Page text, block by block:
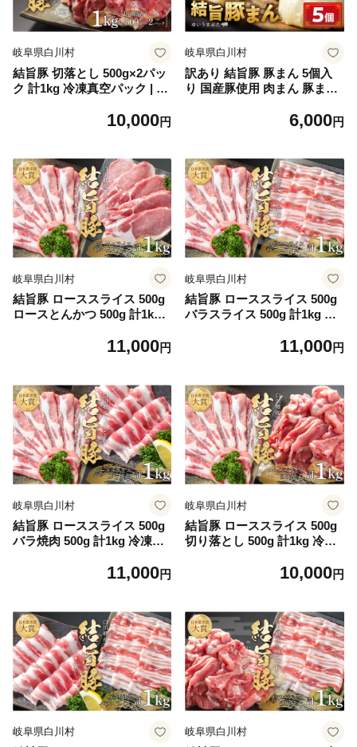
岐阜県白川村
結旨豚 切落とし 500g×2パッ
ク 計1kg 冷凍真空パック | 肉
落し 薄切り 訳あり 白川郷 岐
ート 10000円 [MS010]
10,000円
岐阜県白川村
訳あり 結旨豚 豚まん 5個入
り 国産豚使用 肉まん 豚まん
いうまぶた 簡易包装 白川村
6,000円
岐阜県白川村
結旨豚 ローススライス 500g
ロースとんかつ 500g 計1kg
肉 国産 食べ比べ セット 白川
山ミート 11000円 [MS011]
11,000円
岐阜県白川村
結旨豚 ローススライス 500g
バラスライス 500g 計1kg 冷
国産 食べ比べ セット 白川郷
ミート 11000円 [MS012]
11,000円
岐阜県白川村
結旨豚 ローススライス 500g
バラ焼肉 500g 計1kg 冷凍真
食べ比べ セット 白川郷 岐阜
ト 11000円 [MS013]
11,000円
岐阜県白川村
結旨豚 ローススライス 500g
切り落とし 500g 計1kg 冷凍
産 食べ比べ セット 白川郷 岐
ート 10000円 [MS014]
10,000円
岐阜県白川村 岐阜県白川村